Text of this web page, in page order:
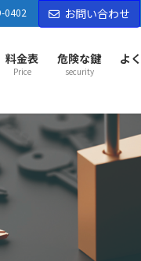
0402 お問い合わせ
市センター
越谷市 草加市八潮市
吉
久喜市幸手市宮代町杉戸町松伏町
古河市 五霞町境町
センター
東松山市 坂戸市鶴ヶ島市
センター
秩父市 深谷市
上里町寄居町
料金表
Price
危険な鍵
security
よ